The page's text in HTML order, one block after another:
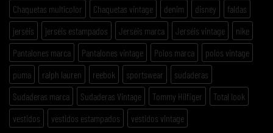
Chaquetas multicolor
Chaquetas vintage denim disney
faldas
jerséis
jerséis estampados Jerséis marca Jerséis vintage
nike
Pantalones marca
Pantalones vintage Polos marca
polos vintage
puma
ralph lauren reebok sportswear
sudaderas
Sudaderas marca
Sudaderas Vintage Tommy Hilfiger
Total look
vestidos
vestidos estampados vestidos vintage